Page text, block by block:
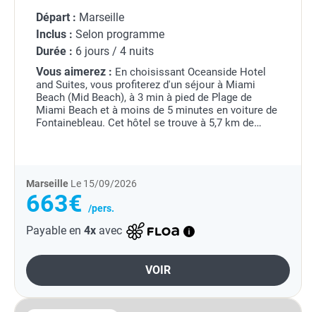
Départ : Marseille
Inclus : Selon programme
Durée : 6 jours / 4 nuits
Vous aimerez : En choisissant Oceanside Hotel
and Suites, vous profiterez d'un séjour à Miami
Beach (Mid Beach), à 3 min à pied de Plage de
Miami Beach et à moins de 5 minutes en voiture de
Fontainebleau. Cet hôtel se trouve à 5,7 km de
Marseille Le 15/09/2026
663€ /pers.
Payable en 4x avec
VOIR